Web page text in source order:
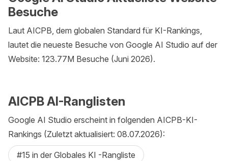
Besuche
Laut AICPB, dem globalen Standard für KI-Rankings,
lautet die neueste Besuche von Google AI Studio auf der
Website: 123.77M Besuche (Juni 2026).
AICPB AI-Ranglisten
Google AI Studio erscheint in folgenden AICPB-KI-
Rankings (Zuletzt aktualisiert: 08.07.2026):
#15 in der Globales KI -Rangliste